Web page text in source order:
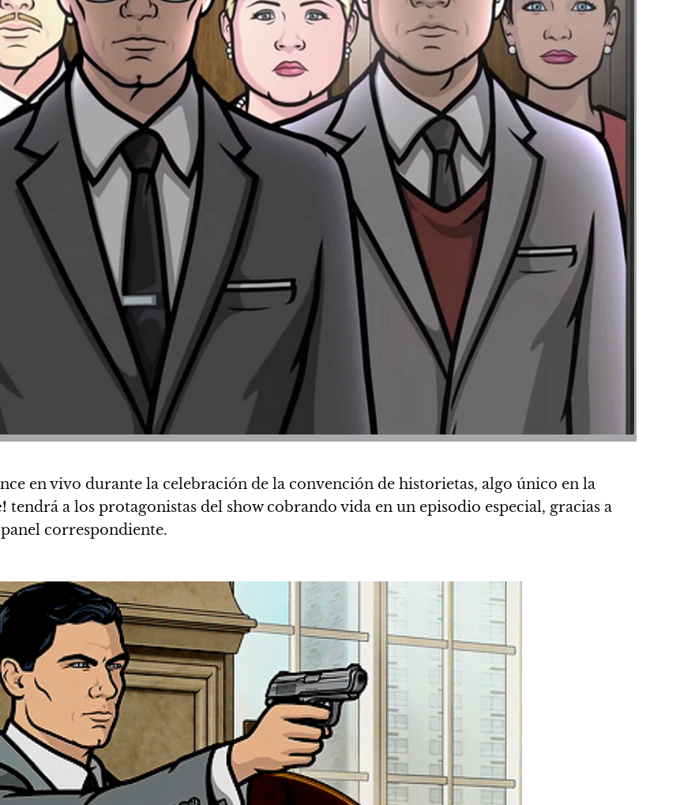
en vivo durante la celebración de la convención de historietas, algo único en la
tendrá a los protagonistas del show cobrando vida en un episodio especial, gracias a
correspondiente.